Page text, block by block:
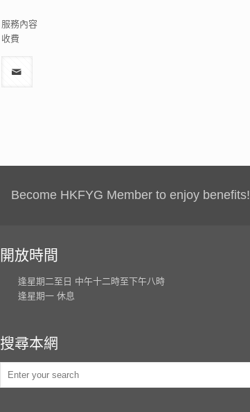
服務內容
收費
Become HKFYG Member to enjoy benefits!
開放時間
逢星期二至日 中午十二時至下午八時
逢星期一 休息
搜尋本網